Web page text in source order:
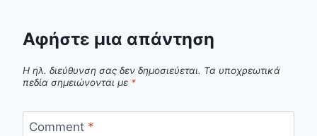
Αφήστε μια απάντηση
Η ηλ. διεύθυνση σας δεν δημοσιεύεται. Τα υποχρεωτικά
πεδία σημειώνονται με *
Comment *